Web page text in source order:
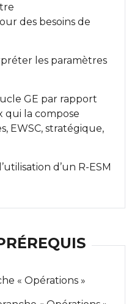
des besoins de
les paramètres
GE par rapport
qui la compose
EWSC, stratégique,
d’un R-ESM
« Opérations »